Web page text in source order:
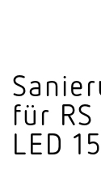
für RS
LED